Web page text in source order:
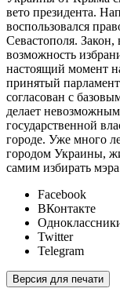
вето президента.
воспользовался
Севастополя. Закон,
возможность
настоящий момент
принятый
согласован с
делает
государственной
городе. Уже много
городом Украины,
самим избирать
Facebook
ВКонтакте
Twitter
Telegram
Версия для печати